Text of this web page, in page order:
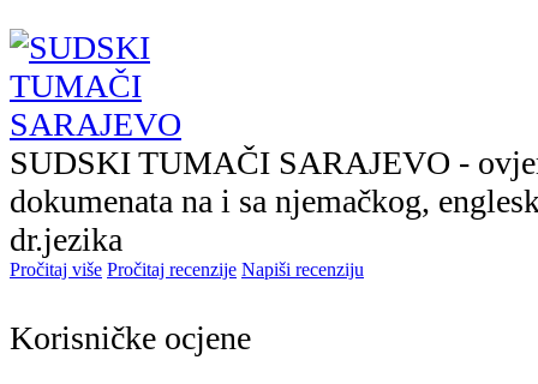
SUDSKI TUMAČI SARAJEVO -
dokumenata na i sa njemačkog,
dr.jezika
Pročitaj više Pročitaj recenzije Napiši recenziju
Korisničke ocjene